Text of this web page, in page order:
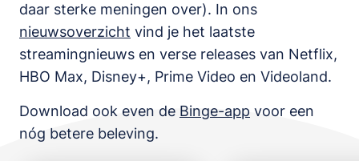
daar sterke meningen over). In ons
nieuwsoverzicht vind je het laatste
streamingnieuws en verse releases van Netflix,
HBO Max, Disney+, Prime Video en Videoland.
Download ook even de Binge-app voor een
nóg betere beleving.